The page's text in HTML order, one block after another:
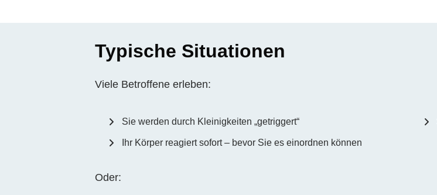
Typische Situationen
Viele Betroffene erleben:
Sie werden durch Kleinigkeiten „getriggert“
Ihr Körper reagiert sofort – bevor Sie es einordnen können
Oder: